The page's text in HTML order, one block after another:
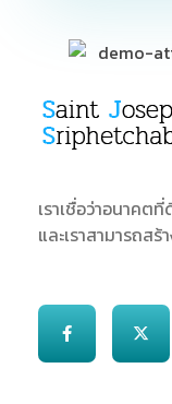
เราเชื่อว่าอนาคต
และเราสามารถส